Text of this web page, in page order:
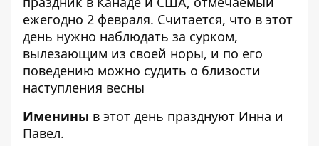
ежегодно 2 февраля. Считается, что в этот
день нужно наблюдать за сурком,
вылезающим из своей норы, и по его
поведению можно судить о близости
наступления весны
Именины в этот день празднуют Инна и
Павел.